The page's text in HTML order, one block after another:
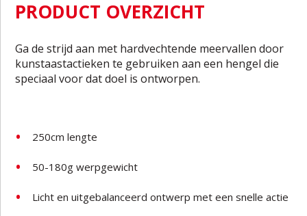
PRODUCT OVERZICHT
Ga de strijd aan met hardvechtende meervallen door
kunstaastactieken te gebruiken aan een hengel die
speciaal voor dat doel is ontworpen.
250cm lengte
50-180g werpgewicht
Licht en uitgebalanceerd ontwerp met een snelle actie